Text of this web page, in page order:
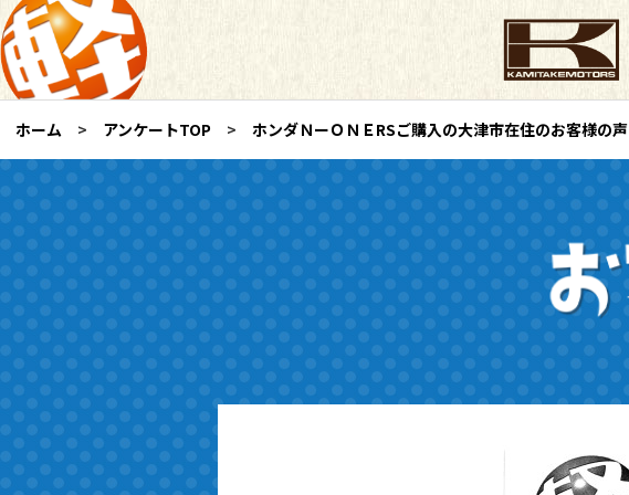
ホーム アンケートTOP ホンダＮーＯＮＥRSご購入の大津市在住のお客様の声